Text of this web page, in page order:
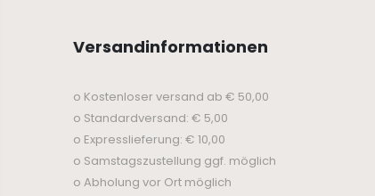
Versandinformationen
o Kostenloser versand ab € 50,00
o Standardversand: € 5,00
o Expresslieferung: € 10,00
o Samstagszustellung ggf. möglich
o Abholung vor Ort möglich